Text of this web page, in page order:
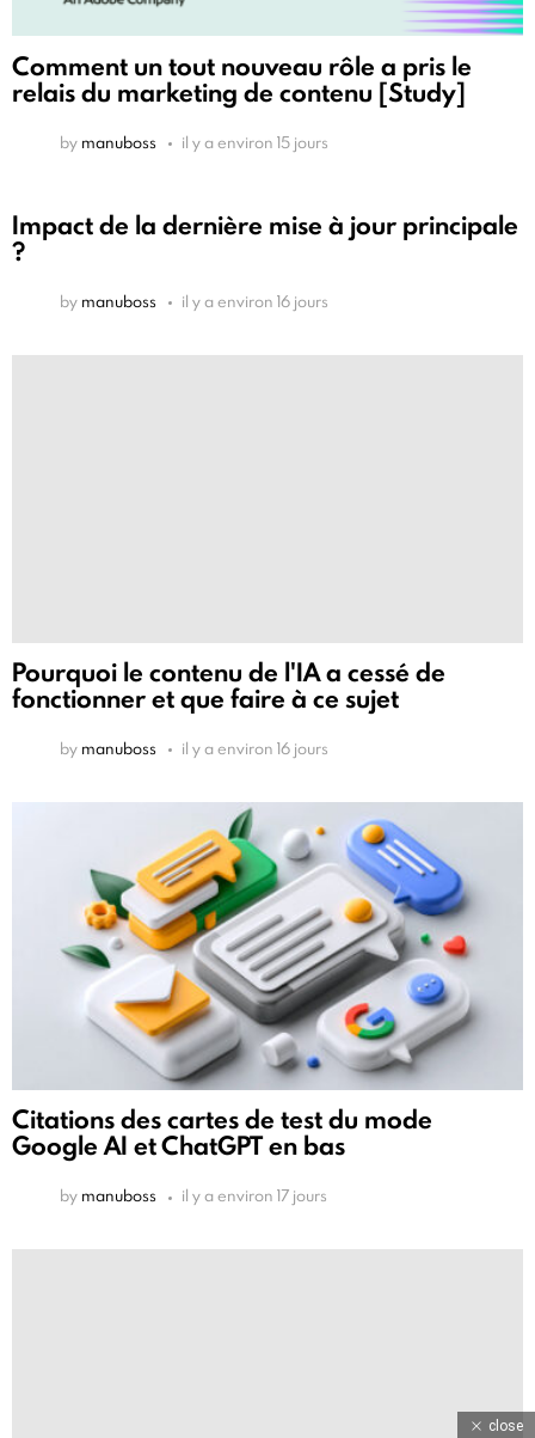
Comment un tout nouveau rôle a pris le
relais du marketing de contenu [Study]
by manuboss il y a environ 15 jours
Impact de la dernière mise à jour principale
?
by manuboss il y a environ 16 jours
Pourquoi le contenu de l'IA a cessé de
fonctionner et que faire à ce sujet
by manuboss il y a environ 16 jours
Citations des cartes de test du mode
Google AI et ChatGPT en bas
by manuboss il y a environ 17 jours
close